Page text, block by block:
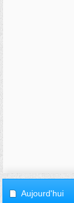
Aujourd'hui